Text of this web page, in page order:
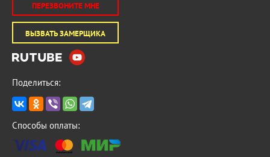
ПЕРЕЗВОНИТЕ МНЕ
ВЫЗВАТЬ ЗАМЕРЩИКА
Поделиться:
Способы оплаты: